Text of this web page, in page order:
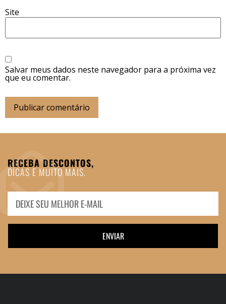
Site
Salvar meus dados neste navegador para a próxima vez
que eu comentar.
RECEBA DESCONTOS,
DICAS E MUITO MAIS.
ENVIAR